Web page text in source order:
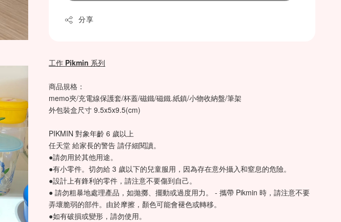
分享
工作 Pikmin 系列
商品規格：
memo夾/充電線保護套/杯蓋/磁鐵/磁鐵.紙鎮/小物收納盤/筆架
外包裝盒尺寸 9.5x5x9.5(cm)
PIKMIN 對象年齡 6 歲以上
任天堂 給家長的警告 請仔細閱讀。
●請勿用於其他用途。
●有小零件。切勿給 3 歲以下的兒童服用，因為存在意外攝入和窒息的危險。
●設計上有鋒利的零件，請注意不要傷到自己。
● 請勿粗暴地處理產品，如拋擲、擺動或過度用力。 - 攜帶 Pikmin 時，請注意不要
弄壞脆弱的部件。由於摩擦，顏色可能會褪色或轉移。
●如有破損或變形，請勿使用。